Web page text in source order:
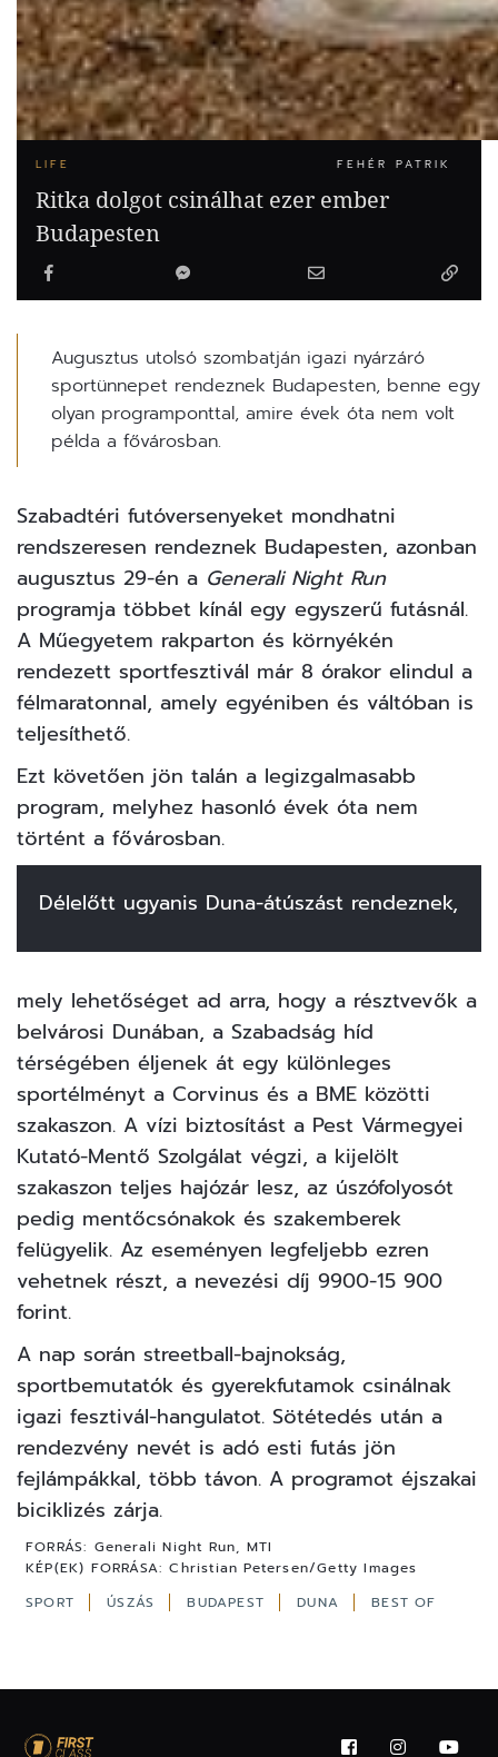
LIFE FEHÉR PATRIK
Ritka dolgot csinálhat ezer ember
Budapesten
Augusztus utolsó szombatján igazi nyárzáró
sportünnepet rendeznek Budapesten, benne egy
olyan programponttal, amire évek óta nem volt
példa a fővárosban.
Szabadtéri futóversenyeket mondhatni
rendszeresen rendeznek Budapesten, azonban
augusztus 29-én a Generali Night Run
programja többet kínál egy egyszerű futásnál.
A Műegyetem rakparton és környékén
rendezett sportfesztivál már 8 órakor elindul a
félmaratonnal, amely egyéniben és váltóban is
teljesíthető.
Ezt követően jön talán a legizgalmasabb
program, melyhez hasonló évek óta nem
történt a fővárosban.
Délelőtt ugyanis Duna-átúszást rendeznek,
mely lehetőséget ad arra, hogy a résztvevők a
belvárosi Dunában, a Szabadság híd
térségében éljenek át egy különleges
sportélményt a Corvinus és a BME közötti
szakaszon. A vízi biztosítást a Pest Vármegyei
Kutató-Mentő Szolgálat végzi, a kijelölt
szakaszon teljes hajózár lesz, az úszófolyosót
pedig mentőcsónakok és szakemberek
felügyelik. Az eseményen legfeljebb ezren
vehetnek részt, a nevezési díj 9900-15 900
forint.
A nap során streetball-bajnokság,
sportbemutatók és gyerekfutamok csinálnak
igazi fesztivál-hangulatot. Sötétedés után a
rendezvény nevét is adó esti futás jön
fejlámpákkal, több távon. A programot éjszakai
biciklizés zárja.
FORRÁS: Generali Night Run, MTI
KÉP(EK) FORRÁSA: Christian Petersen/Getty Images
SPORT
ÚSZÁS BUDAPEST DUNA BEST OF